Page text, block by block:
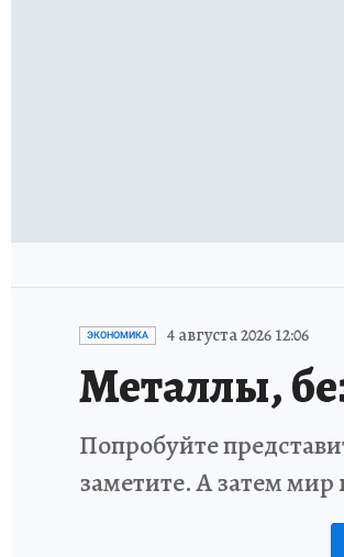
ЭКОНОМИКА 4 августа 2026 12:06
Металлы,
Попробуйте
заметите. А затем